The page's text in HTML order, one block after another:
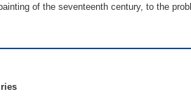
of the seventeenth century, to the